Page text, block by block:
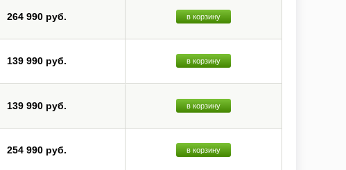
после они будут смонтированы в корпус изделия. Далее идет
готовые изделия упаковываются и отправляются дилерам Velodyne.
продукции с предельной тщательностью.
продукцию. Компания внедрила в производство большое
Voice Coil, Dynamic Driver Control System, SPL Anti-Clipping
для домашних кинотеатров, как в плане дизайна, так и в плане
Независимо от ценового диапазона, любой продукт Velodyne,
264 990 руб. в корзину
139 990 руб. в корзину
139 990 руб. в корзину
254 990 руб. в корзину